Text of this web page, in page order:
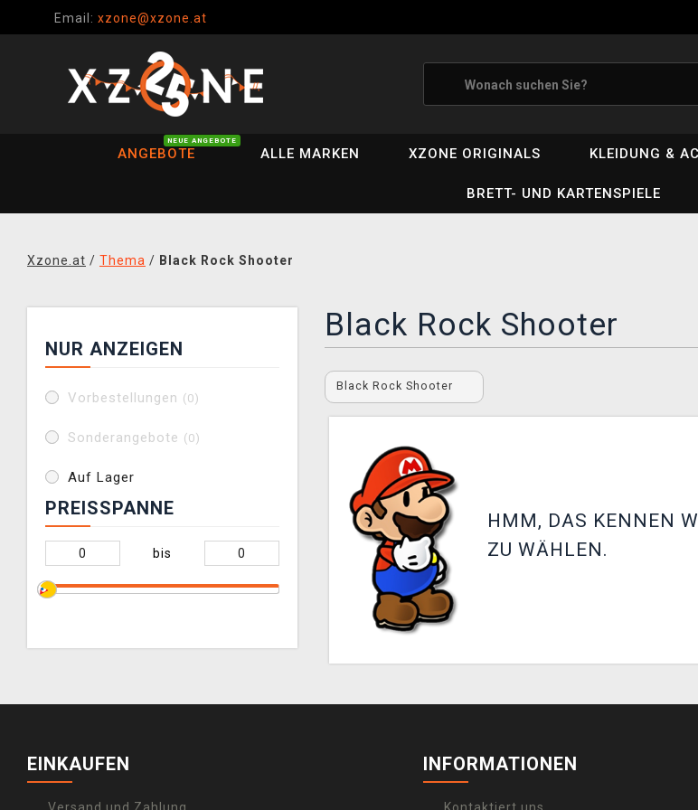
Email: xzone@xzone.at
ANGEBOTE
NEUE ANGEBOTE
ALLE MARKEN XZONE ORIGINALS KLEIDUNG &
BRETT- UND KARTENSPIELE
Xzone.at / Thema / Black Rock Shooter
NUR ANZEIGEN
Vorbestellungen (0)
Sonderangebote (0)
Auf Lager
PREISSPANNE
bis
Black Rock Shooter
Black Rock Shooter
HMM, DAS KENNEN
ZU WÄHLEN.
EINKAUFEN INFORMATIONEN